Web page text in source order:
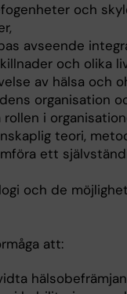
och
avseende
och olika
av hälsa och
organisation
i
teori,
ett
och de
att: